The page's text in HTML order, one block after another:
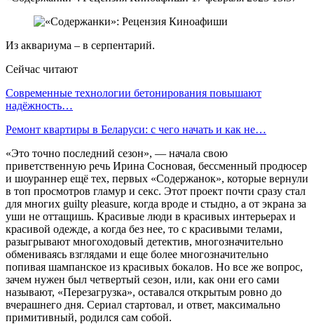
Из аквариума – в серпентарий.
Сейчас читают
Современные технологии бетонирования повышают
надёжность…
Ремонт квартиры в Беларуси: с чего начать и как не…
«Это точно последний сезон», — начала свою
приветственную речь Ирина Сосновая, бессменный продюсер
и шоураннер ещё тех, первых «Содержанок», которые вернули
в топ просмотров гламур и секс. Этот проект почти сразу стал
для многих guilty pleasure, когда вроде и стыдно, а от экрана за
уши не оттащишь. Красивые люди в красивых интерьерах и
красивой одежде, а когда без нее, то с красивыми телами,
разыгрывают многоходовый детектив, многозначительно
обмениваясь взглядами и еще более многозначительно
попивая шампанское из красивых бокалов. Но все же вопрос,
зачем нужен был четвертый сезон, или, как они его сами
называют, «Перезагрузка», оставался открытым ровно до
вчерашнего дня. Сериал стартовал, и ответ, максимально
примитивный, родился сам собой.